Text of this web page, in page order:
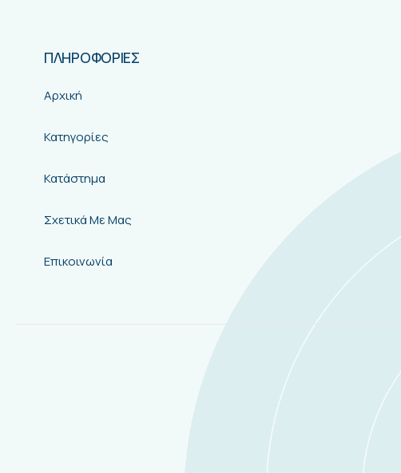
ΠΛΗΡΟΦΟΡΙΕΣ
Αρχική
Κατηγορίες
Κατάστημα
Σχετικά Με Μας
Επικοινωνία